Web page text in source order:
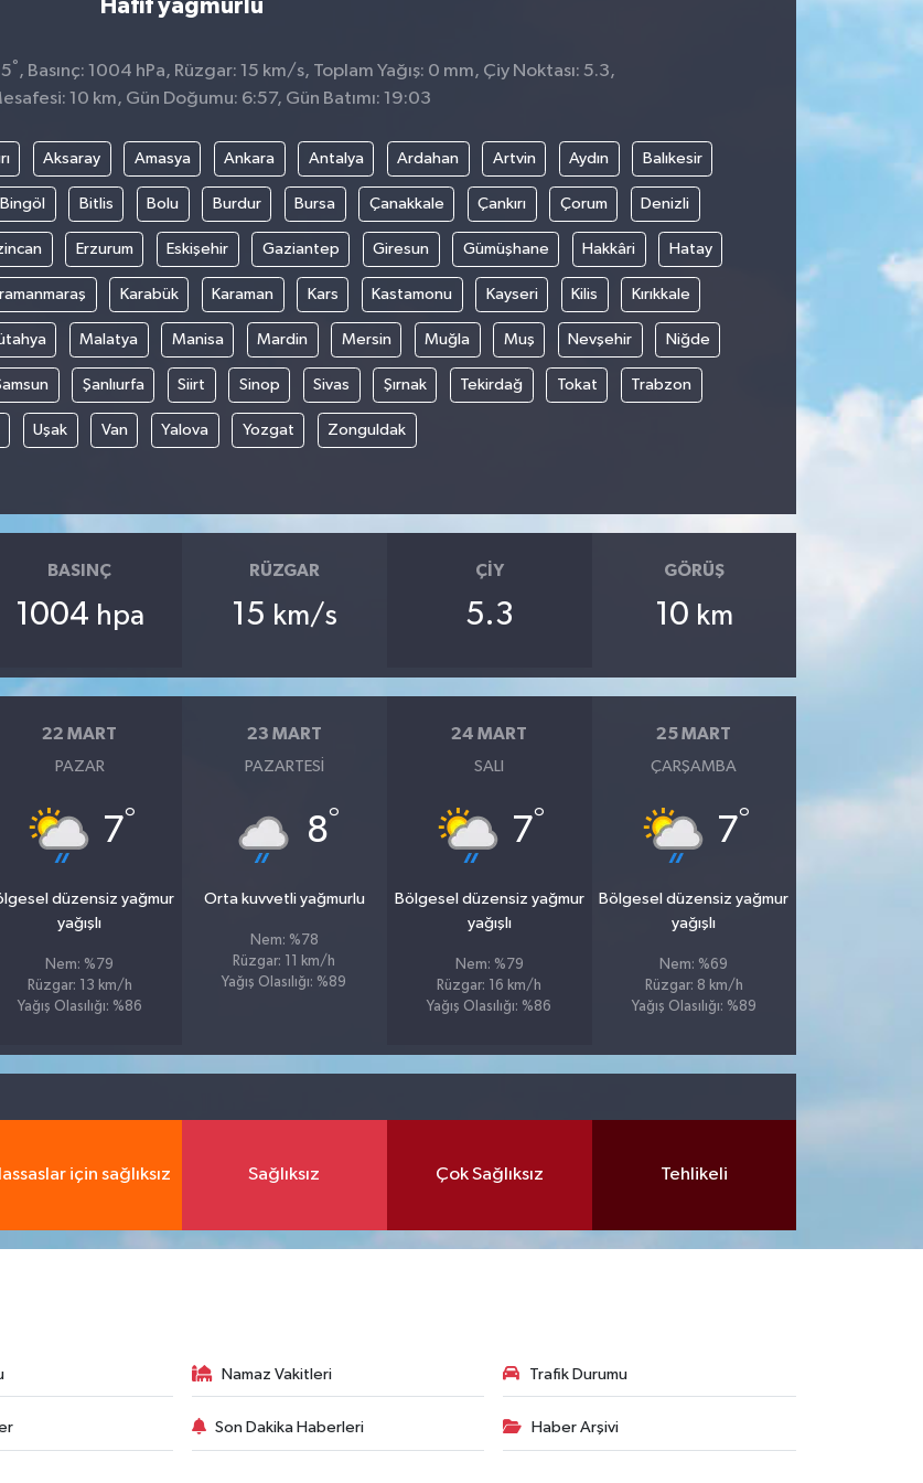
Hafif yağmurlu
° , Basınç: 1004 hPa, Rüzgar: 15 km/s, Toplam Yağış: 0 mm, Çiy Noktası: 5.3,
10 km, Gün Doğumu: 6:57, Gün Batımı: 19:03
Aksaray Amasya Ankara Antalya Ardahan Artvin Aydın Balıkesir
Bingöl Bitlis Bolu Burdur Bursa Çanakkale Çankırı Çorum Denizli
Erzurum Eskişehir Gaziantep Giresun Gümüşhane Hakkâri Hatay
Karabük Karaman Kars Kastamonu Kayseri Kilis Kırıkkale
Malatya Manisa Mardin Mersin Muğla Muş Nevşehir Niğde
Şanlıurfa Siirt Sinop Sivas Şırnak Tekirdağ Tokat Trabzon
Uşak Van Yalova Yozgat Zonguldak
BASINÇ
1004 hpa
RÜZGAR
15 km/s
ÇIY
5.3
GÖRÜŞ
10 km
22 MART
PAZAR
7°
düzensiz yağmur
yağışlı
Nem: %79
Rüzgar: 13 km/h
Yağış Olasılığı: %86
23 MART
PAZARTESI
8°
Orta kuvvetli yağmurlu
Nem: %78
Rüzgar: 11 km/h
Yağış Olasılığı: %89
24 MART
SALI
7°
Bölgesel düzensiz yağmur
yağışlı
Nem: %79
Rüzgar: 16 km/h
Yağış Olasılığı: %86
25 MART
ÇARŞAMBA
7°
Bölgesel düzensiz yağmur
yağışlı
Nem: %69
Rüzgar: 8 km/h
Yağış Olasılığı: %89
için sağlıksız Sağlıksız Çok Sağlıksız Tehlikeli
Namaz Vakitleri Trafik Durumu
Son Dakika Haberleri Haber Arşivi